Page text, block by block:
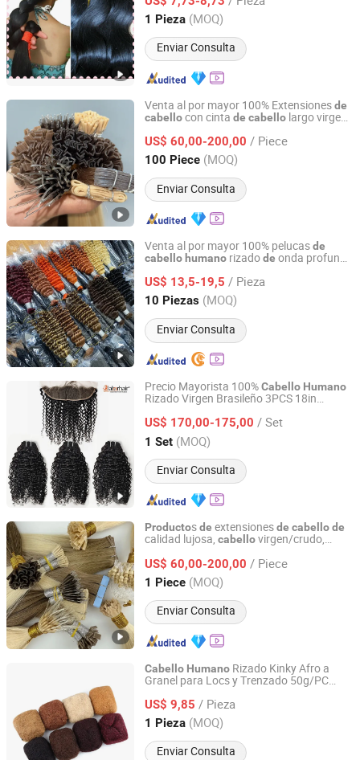
1 Pieza (MOQ)
Enviar Consulta
Henan, China Desde 2010
Venta al por mayor 100% Extensionesde
cabellocon cinta de cabello largo virgen
extensióndecabello
US$ 60,00-200,00 / Piece
100 Piece (MOQ)
Enviar Consulta
Juancheng Sunze Hair Products Co., Ltd.
Shandong, China Desde 2025
Venta al por mayor 100% pelucasde
cabello humano rizadode onda profunda
virgen rizadode ondade
US$ 13,5-19,5 / Pieza
10 Piezas (MOQ)
Enviar Consulta
Shenzhen D.H Electronic Technology Co., Ltd.
Guangdong, China Desde 2015
Precio Mayorista 100%Cabello Humano
Rizado Virgen Brasileño 3PCS 18in
13X4 Cierre Frontal HDdeOreja a Oreja
para una Cabeza Completa para Salón
US$ 170,00-175,00 / Set
1 Set (MOQ)
Enviar Consulta
Guangzhou Labor Hair Factory
Guangdong, China Desde 2010
Productosde extensionesde cabellode
calidad lujosa, cabellovirgen/crudo,
queratina perfectamente alineadas,
cabello humano ,
cabellocon cinta
US$ 60,00-200,00 / Piece
1 Piece (MOQ)
Enviar Consulta
Juancheng Yize E-Commerce Co., Ltd.
Shandong, China Desde 2025
Cabello Humano Rizado Kinky Afro a
Granel para Locs y Trenzado 50g/PC
20inch
US$ 9,85 / Pieza
1 Pieza (MOQ)
Enviar Consulta
Xuchang Kbeth Hair Products Co., Ltd.
Henan, China Desde 2021